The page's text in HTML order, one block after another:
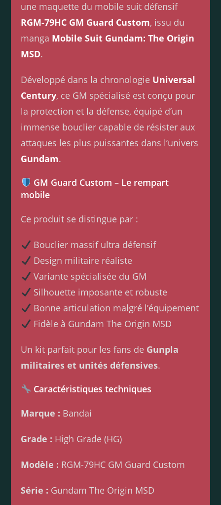
une maquette du mobile suit défensif
RGM-79HC GM Guard Custom, issu du
manga Mobile Suit Gundam: The Origin
MSD.
Développé dans la chronologie Universal
Century, ce GM spécialisé est conçu pour
la protection et la défense, équipé d’un
immense bouclier capable de résister aux
attaques les plus puissantes dans l’univers
Gundam.
GM Guard Custom – Le rempart
mobile
Ce produit se distingue par :
Bouclier massif ultra défensif
Design militaire réaliste
Variante spécialisée du GM
Silhouette imposante et robuste
Bonne articulation malgré l’équipement
Fidèle à Gundam The Origin MSD
Un kit parfait pour les fans de Gunpla
militaires et unités défensives.
Caractéristiques techniques
Marque : Bandai
Grade : High Grade (HG)
Modèle : RGM-79HC GM Guard Custom
Série : Gundam The Origin MSD